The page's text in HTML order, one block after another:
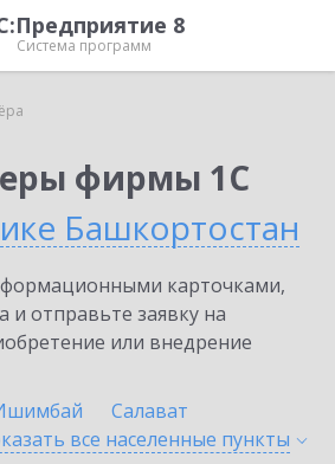
8
Система программ
фирмы 1С
Башкортостан
карточками,
и отправьте заявку на
или внедрение
Салават
все населенные пункты